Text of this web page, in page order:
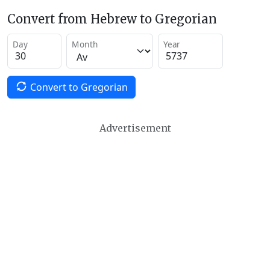
Convert from Hebrew to Gregorian
Day Month Year
Convert to Gregorian
Advertisement